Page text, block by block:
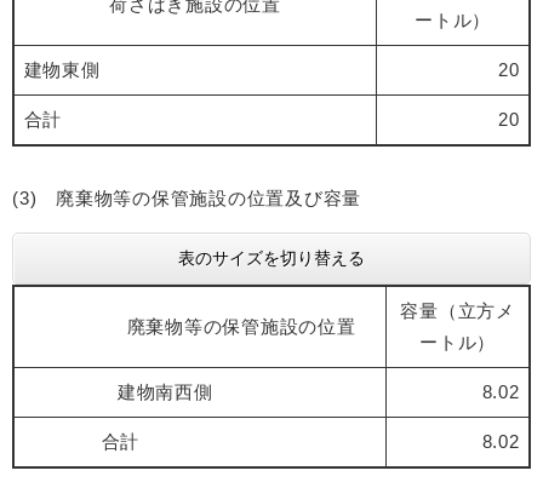
ートル）
建物東側 20
合計 20
(3) 廃棄物等の保管施設の位置及び容量
表のサイズを切り替える
廃棄物等の保管施設の位置
容量（立方メ
ートル）
建物南西側 8.02
合計 8.02